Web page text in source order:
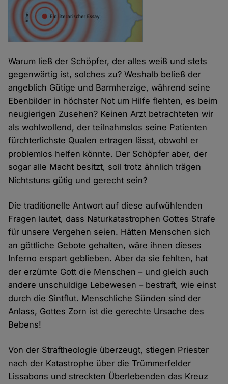
Warum ließ der Schöpfer, der alles weiß und stets
gegenwärtig ist, solches zu? Weshalb beließ der
angeblich Gütige und Barmherzige, während seine
Ebenbilder in höchster Not um Hilfe flehten, es beim
neugierigen Zusehen? Keinen Arzt betrachteten wir
als wohlwollend, der teilnahmslos seine Patienten
fürchterlichste Qualen ertragen lässt, obwohl er
problemlos helfen könnte. Der Schöpfer aber, der
sogar alle Macht besitzt, soll trotz ähnlich trägen
Nichtstuns gütig und gerecht sein?
Die traditionelle Antwort auf diese aufwühlenden
Fragen lautet, dass Naturkatastrophen Gottes Strafe
für unsere Vergehen seien. Hätten Menschen sich
an göttliche Gebote gehalten, wäre ihnen dieses
Inferno erspart geblieben. Aber da sie fehlten, hat
der erzürnte Gott die Menschen – und gleich auch
andere unschuldige Lebewesen – bestraft, wie einst
durch die Sintflut. Menschliche Sünden sind der
Anlass, Gottes Zorn ist die gerechte Ursache des
Bebens!
Von der Straftheologie überzeugt, stiegen Priester
nach der Katastrophe über die Trümmerfelder
Lissabons und streckten Überlebenden das Kreuz